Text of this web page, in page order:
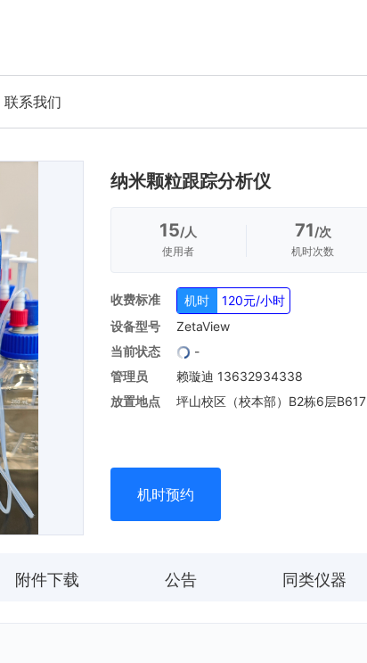
联系我们
纳米颗粒跟踪分析仪
15/人
使用者
71/次
机时次数
收费标准 机时
120元/小时
设备型号
ZetaView
当前状态
-
管理员
赖璇迪 13632934338
放置地点
坪山校区（校本部）B2栋6层B617
机时预约
附件下载 公告 同类仪器